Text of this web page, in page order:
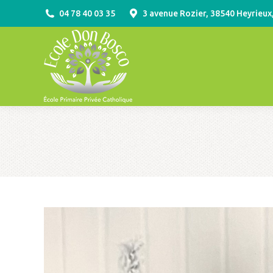
04 78 40 03 35 3 avenue Rozier, 38540
ACCUEIL VIE